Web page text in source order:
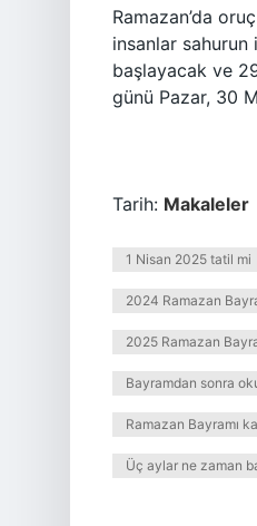
Ramazan’da
insanlar
başlayacak ve
günü Pazar, 30
Tarih: Makaleler
1 Nisan 2025 tatil mi
2024 Ramazan
2025 Ramazan
Bayramdan sonra
Ramazan Bayramı
Üç aylar ne zaman